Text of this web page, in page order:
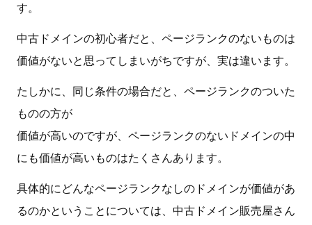
す。
中古ドメインの初心者だと、ページランクのないものは
価値がないと思ってしまいがちですが、実は違います。
たしかに、同じ条件の場合だと、ページランクのついた
ものの方が
価値が高いのですが、ページランクのないドメインの中
にも価値が高いものはたくさんあります。
具体的にどんなページランクなしのドメインが価値があ
るのかということについては、中古ドメイン販売屋さん